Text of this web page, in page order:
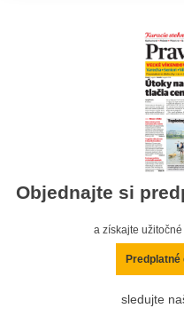
Objednajte si
a získajte
Predplatné
sledujte